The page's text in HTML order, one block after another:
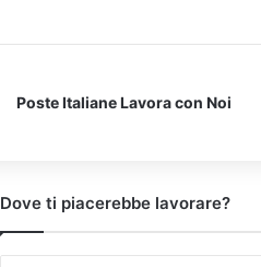
Poste Italiane Lavora con Noi
Dove ti piacerebbe lavorare?